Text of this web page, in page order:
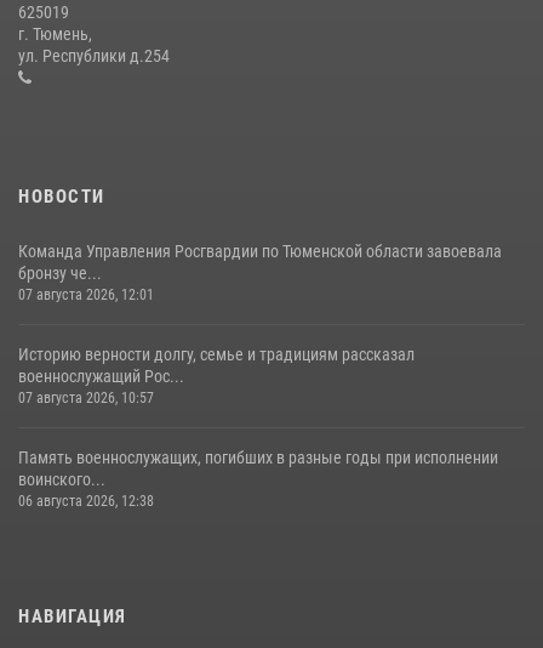
Сотрудники тюменского СОБР "Сова" отработали навыки
десантирования на Урале
16 июля 2026, 10:42
625019
г. Тюмень,
ул. Республики д.254
НОВОСТИ
Команда Управления Росгвардии по Тюменской области завоевала
бронзу че...
07 августа 2026, 12:01
Историю верности долгу, семье и традициям рассказал
военнослужащий Рос...
07 августа 2026, 10:57
Память военнослужащих, погибших в разные годы при исполнении
воинского...
06 августа 2026, 12:38
НАВИГАЦИЯ